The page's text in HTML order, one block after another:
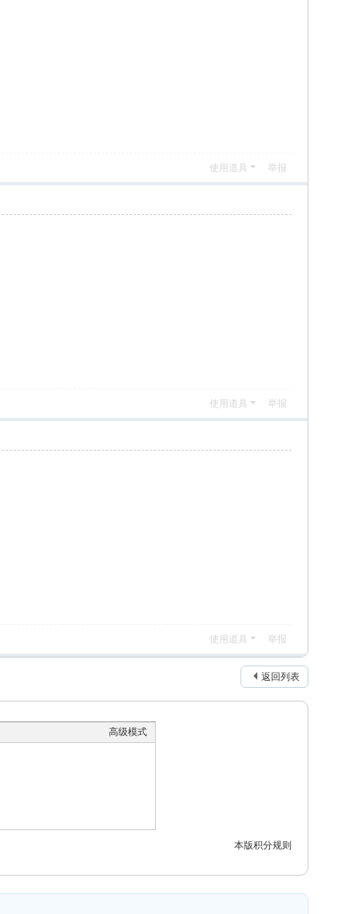
使用道具 举报
使用道具 举报
使用道具 举报
返回列表
高级模式
本版积分规则